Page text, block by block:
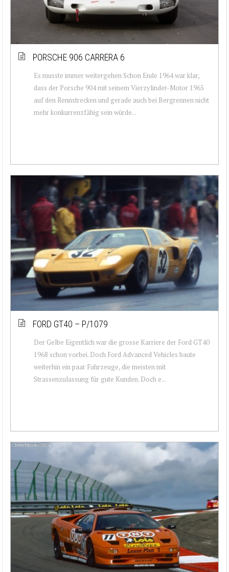
PORSCHE 906 CARRERA 6
Es musste immer weitergehen Schon Ende 1964 war klar,
dass der Porsche 904 mit seinem Vierzylinder-Motor 1965
auf den Rennstrecken und gerade auch bei Bergrennen nicht
mehr konkurrenzfähig sein würde...
FORD GT40 – P/1079
Der Gelbe Eigentlich war die grosse Karriere der Ford GT40
1968 schon vorbei. Doch Ford Advanced Vehicles baute
weiterhin ein paar Fahrzeuge, die meisten mit
Strassenzulassung für gute Kunden. Doch e...